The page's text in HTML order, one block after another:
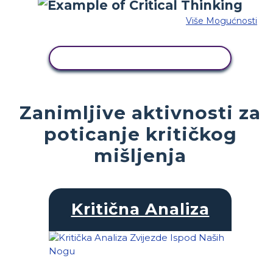
Više Mogućnosti
Zanimljive aktivnosti za
poticanje kritičkog
mišljenja
Kritična Analiza